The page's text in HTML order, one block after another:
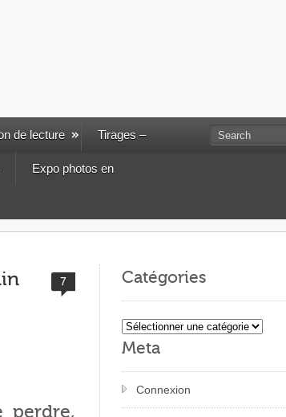
de lecture Tirages –
Expo photos en
7
perdre,
Catégories
Catégories
Meta
Connexion